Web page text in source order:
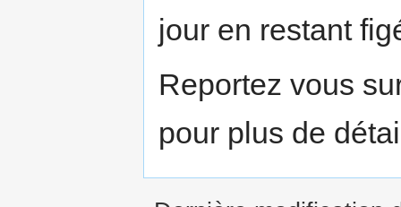
jour en restant
Reportez vous
pour plus de